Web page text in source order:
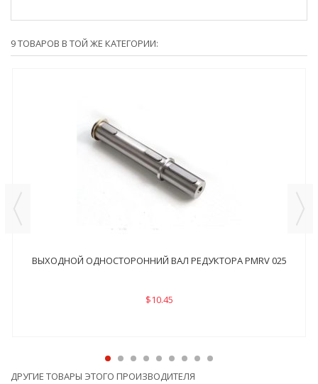
9 ТОВАРОВ В ТОЙ ЖЕ КАТЕГОРИИ:
ВЫХОДНОЙ ОДНОСТОРОННИЙ ВАЛ РЕДУКТОРА PMRV 025
$10.45
ДРУГИЕ ТОВАРЫ ЭТОГО ПРОИЗВОДИТЕЛЯ